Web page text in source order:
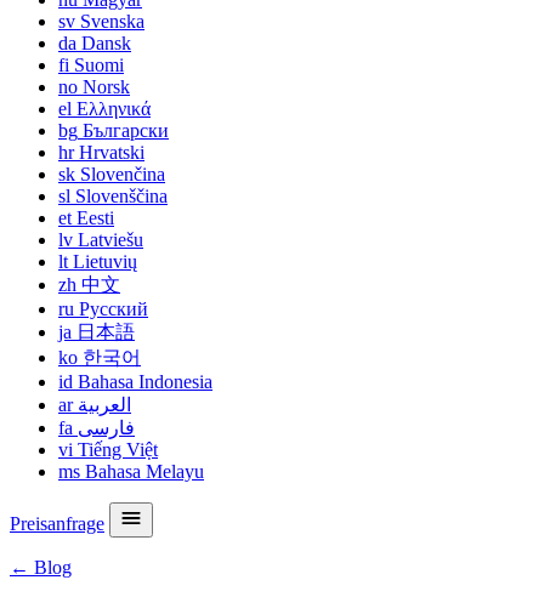
sv Svenska
da Dansk
fi Suomi
no Norsk
el Ελληνικά
bg Български
hrHrvatski
sk Slovenčina
sl Slovenščina
et Eesti
lv Latviešu
lt Lietuvių
zh 中文
ru Русский
ja 日本語
ko 한국어
id Bahasa Indonesia
ar العربية
fa فارسی
vi Tiếng Việt
ms Bahasa Melayu
Preisanfrage
← Blog